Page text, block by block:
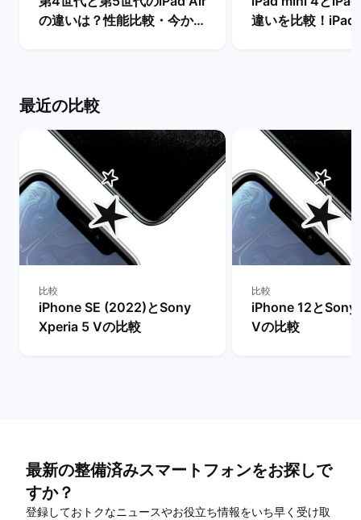
の違いは？性能比較・今から
違いを比較！iPad
最近の比較
比較
iPhone SE (2022)とSony
Xperia 5 Vの比較
比較
iPhone 12とSony
Vの比較
最新の整備済みスマートフォンをお探しで
すか？
登録しておトクなニュースやお役立ち情報をいち早く受け取